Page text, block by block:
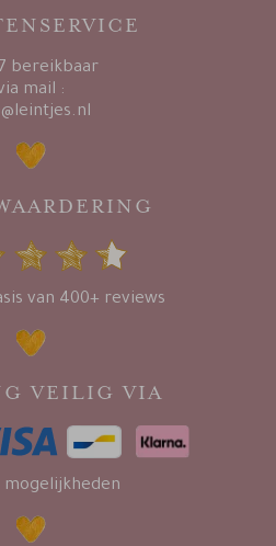
bereikbaar
mail :
van 400+ reviews
VEILIG VIA
mogelijkheden